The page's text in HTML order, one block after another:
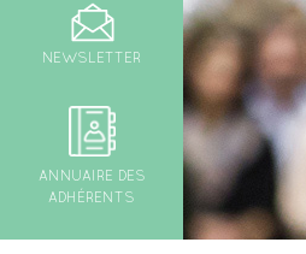
NEWSLETTER
ANNUAIRE DES
ADHÉRENTS